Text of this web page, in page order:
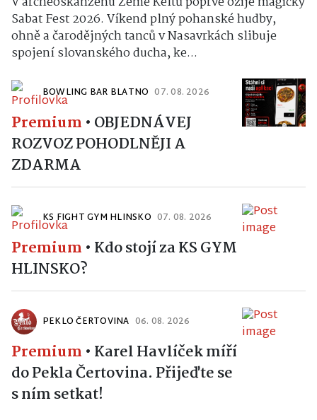
Sabat Fest 2026. Víkend plný pohanské hudby,
ohně a čarodějných tanců v Nasavrkách slibuje
spojení slovanského ducha, ke...
BOWLING BAR BLATNO 07. 08. 2026
Premium • OBJEDNÁVEJ
ROZVOZ POHODLNĚJI A
ZDARMA
KS FIGHT GYM HLINSKO 07. 08. 2026
Premium • Kdo stojí za KS GYM
HLINSKO?
PEKLO ČERTOVINA 06. 08. 2026
Premium • Karel Havlíček míří
do Pekla Čertovina. Přijeďte se
s ním setkat!